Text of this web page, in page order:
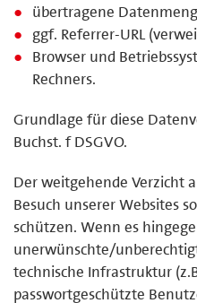
übertragene
ggf. Referrer-URL
Browser und
Rechners.
Grundlage für diese
Buchst. f DSGVO.
Der weitgehende Verzicht
Besuch unserer Websites
schützen. Wenn es
unerwünschte/
technische Infrastruktur
passwortgeschützte